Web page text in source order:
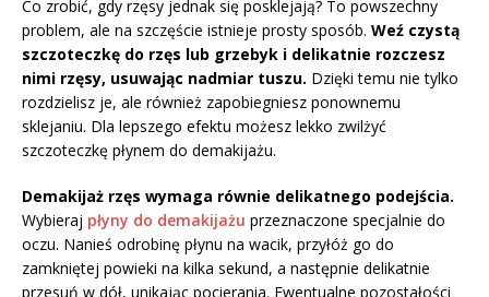
Co zrobić, gdy rzęsy jednak się posklejają? To powszechny
problem, ale na szczęście istnieje prosty sposób. Weź czystą
szczoteczkę do rzęs lub grzebyk i delikatnie rozczesz
nimi rzęsy, usuwając nadmiar tuszu. Dzięki temu nie tylko
rozdzielisz je, ale również zapobiegniesz ponownemu
sklejaniu. Dla lepszego efektu możesz lekko zwilżyć
szczoteczkę płynem do demakijażu.
Demakijaż rzęs wymaga równie delikatnego podejścia.
Wybieraj płyny do demakijażu przeznaczone specjalnie do
oczu. Nanieś odrobinę płynu na wacik, przyłóż go do
zamkniętej powieki na kilka sekund, a następnie delikatnie
przesuń w dół, unikając pocierania. Ewentualne pozostałości